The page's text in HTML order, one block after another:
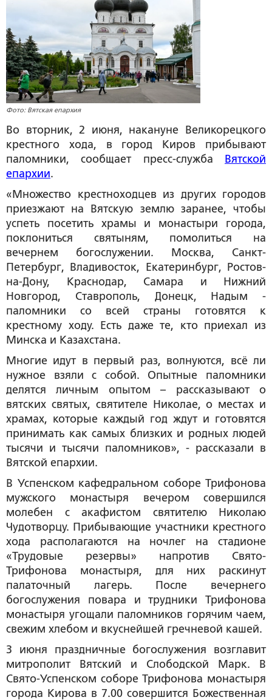
Фото: Вятская епархия
Во вторник, 2 июня, накануне Великорецкого
крестного хода, в город Киров прибывают
паломники, сообщает пресс-служба Вятской
епархии.
«Множество крестноходцев из других городов
приезжают на Вятскую землю заранее, чтобы
успеть посетить храмы и монастыри города,
поклониться святыням, помолиться на
вечернем богослужении. Москва, Санкт-
Петербург, Владивосток, Екатеринбург, Ростов-
на-Дону, Краснодар, Самара и Нижний
Новгород, Ставрополь, Донецк, Надым -
паломники со всей страны готовятся к
крестному ходу. Есть даже те, кто приехал из
Минска и Казахстана.
Многие идут в первый раз, волнуются, всё ли
нужное взяли с собой. Опытные паломники
делятся личным опытом – рассказывают о
вятских святых, святителе Николае, о местах и
храмах, которые каждый год ждут и готовятся
принимать как самых близких и родных людей
тысячи и тысячи паломников», - рассказали в
Вятской епархии.
В Успенском кафедральном соборе Трифонова
мужского монастыря вечером совершился
молебен с акафистом святителю Николаю
Чудотворцу. Прибывающие участники крестного
хода располагаются на ночлег на стадионе
«Трудовые резервы» напротив Свято-
Трифонова монастыря, для них раскинут
палаточный лагерь. После вечернего
богослужения повара и трудники Трифонова
монастыря угощали паломников горячим чаем,
свежим хлебом и вкуснейшей гречневой кашей.
3 июня праздничные богослужения возглавит
митрополит Вятский и Слободской Марк. В
Свято-Успенском соборе Трифонова монастыря
города Кирова в 7.00 совершится Божественная